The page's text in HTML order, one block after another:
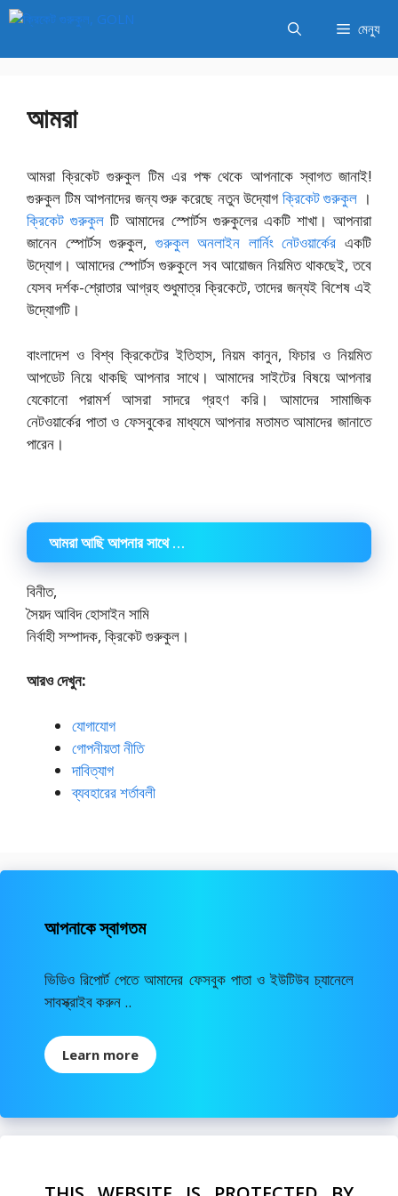
এড়িেয়
যান
মেন্যু
আমরা
আমরা ক্রিকেট গুরুকুল টিম এর পক্ষ থেকে আপনাকে স্বাগত জানাই!
গুরুকুল টিম আপনাদের জন্য শুরু করেছে নতুন উদ্যোগ ক্রিকেট গুরুকুল ।
ক্রিকেট গুরুকুল টি আমাদের স্পোর্টস গুরুকুলের একটি শাখা। আপনারা
জানেন স্পোর্টস গুরুকুল, গুরুকুল অনলাইন লার্নিং নেটওয়ার্কের একটি
উদ্যোগ। আমাদের স্পোর্টস গুরুকুলে সব আয়োজন নিয়মিত থাকছেই, তবে
যেসব দর্শক-শ্রোতার আগ্রহ শুধুমাত্র ক্রিকেটে, তাদের জন্যই বিশেষ এই
উদ্যোগটি।
বাংলাদেশ ও বিশ্ব ক্রিকেটের ইতিহাস, নিয়ম কানুন, ফিচার ও নিয়মিত
আপডেট নিয়ে থাকছি আপনার সাথে। আমাদের সাইটের বিষয়ে আপনার
যেকোনো পরামর্শ আসরা সাদরে গ্রহণ করি। আমাদের সামাজিক
নেটওয়ার্কের পাতা ও ফেসবুকের মাধ্যমে আপনার মতামত আমাদের জানাতে
পারেন।
আমরা আছি আপনার সাথে …
বিনীত,
সৈয়দ আবিদ হোসাইন সামি
নির্বাহী সম্পাদক, ক্রিকেট গুরুকুল।
আরও দেখুন:
যোগাযোগ
গোপনীয়তা নীতি
দাবিত্যাগ
ব্যবহারের শর্তাবলী
আপনাকে স্বাগতম
ভিডিও রিপোর্ট পেতে আমাদের ফেসবুক পাতা ও ইউটিউব চ্যানেলে
সাবস্ক্রাইব করুন ..
Learn more